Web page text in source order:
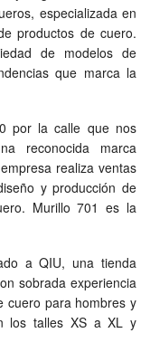
especializada en
productos de cuero.
de modelos de
que marca la
por la calle que nos
reconocida marca
realiza ventas
y producción de
Murillo 701 es la
a QIU, una tienda
sobrada experiencia
cuero para hombres y
los talles XS a XL y